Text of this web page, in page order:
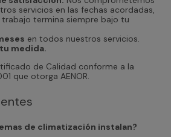
servicios en las fechas acordadas,
termina siempre bajo tu
en todos nuestros servicios.
medida.
de Calidad conforme a la
que otorga AENOR.
de climatización instalan?